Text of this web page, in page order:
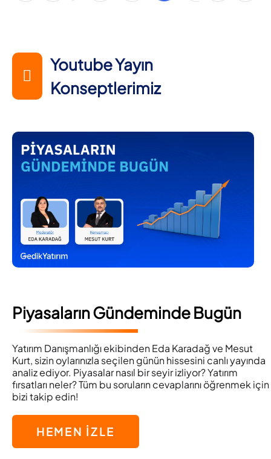
Youtube Yayın
Konseptlerimiz
Piyasaların Gündeminde Bugün
Yatırım Danışmanlığı ekibinden Eda Karadağ ve Mesut
Kurt, sizin oylarınızla seçilen günün hissesini canlı yayında
analiz ediyor. Piyasalar nasıl bir seyir izliyor? Yatırım
fırsatları neler? Tüm bu soruların cevaplarını öğrenmek için
bizi takip edin!
HEMEN İZLE